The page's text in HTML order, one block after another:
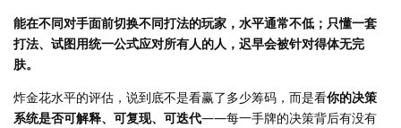
能在不同对手面前切换不同打法的玩家，水平通常不低；只懂一套
打法、试图用统一公式应对所有人的人，迟早会被针对得体无完
肤。
炸金花水平的评估，说到底不是看赢了多少筹码，而是看你的决策
系统是否可解释、可复现、可迭代——每一手牌的决策背后有没有